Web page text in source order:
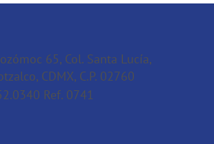
65, Col. Santa Lucía,
CDMX, C.P. 02760
Ref. 0741